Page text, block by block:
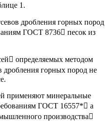
1.
дробления горных пород
ГОСТ 8736 песок из
определяемых методом
дробления горных пород не
применяют минеральные
ГОСТ 16557* а
производства